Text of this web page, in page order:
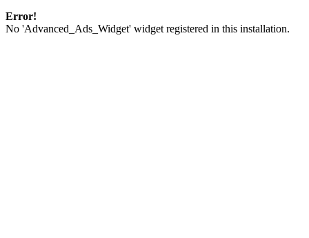
Error!
No 'Advanced_Ads_Widget' widget registered in this installation.